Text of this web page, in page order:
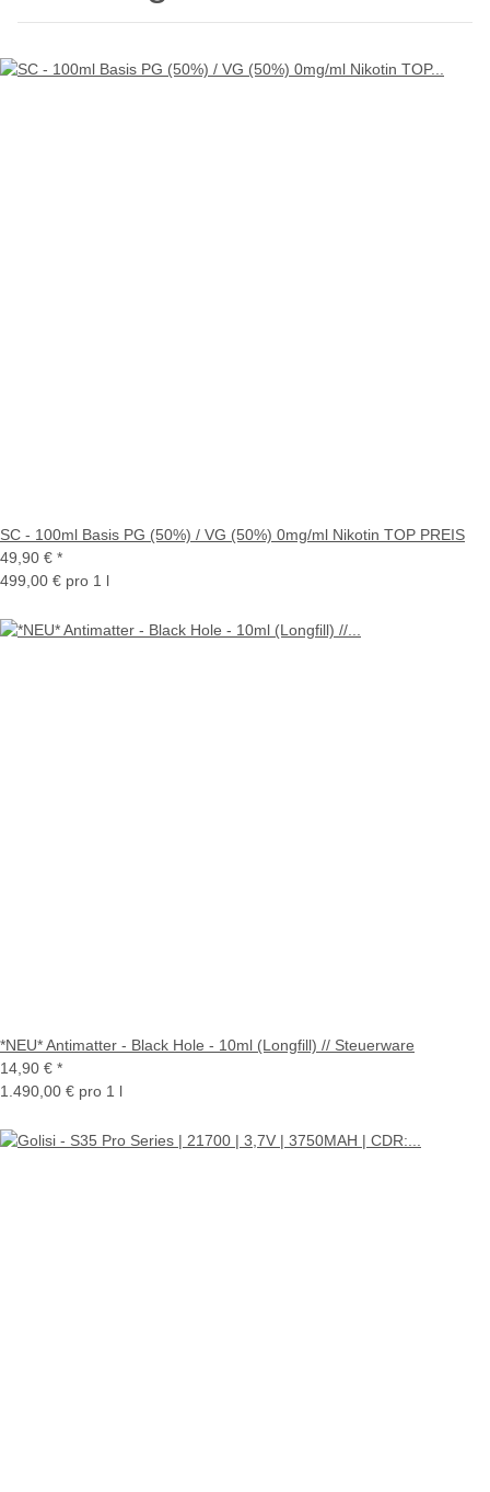
SC - 100ml Basis PG (50%) / VG (50%) 0mg/ml Nikotin TOP PREIS
49,90 € *
499,00 € pro 1 l
*NEU* Antimatter - Black Hole - 10ml (Longfill) // Steuerware
14,90 € *
1.490,00 € pro 1 l